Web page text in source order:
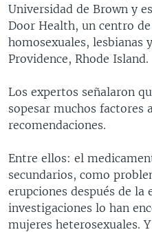
Universidad de Brown y
Door Health, un centro
homosexuales, lesbianas
Providence, Rhode Island.
Los expertos señalaron
sopesar muchos factores
recomendaciones.
Entre ellos: el
secundarios, como
erupciones después de la
investigaciones lo han
mujeres heterosexuales.